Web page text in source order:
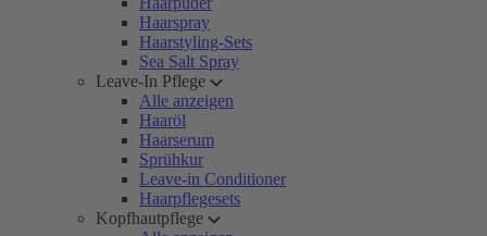
Haarspray
Haarstyling-Sets
Sea Salt Spray
Leave-In Pflege
Alle anzeigen
Haaröl
Haarserum
Sprühkur
Leave-in Conditioner
Haarpflegesets
Kopfhautpflege